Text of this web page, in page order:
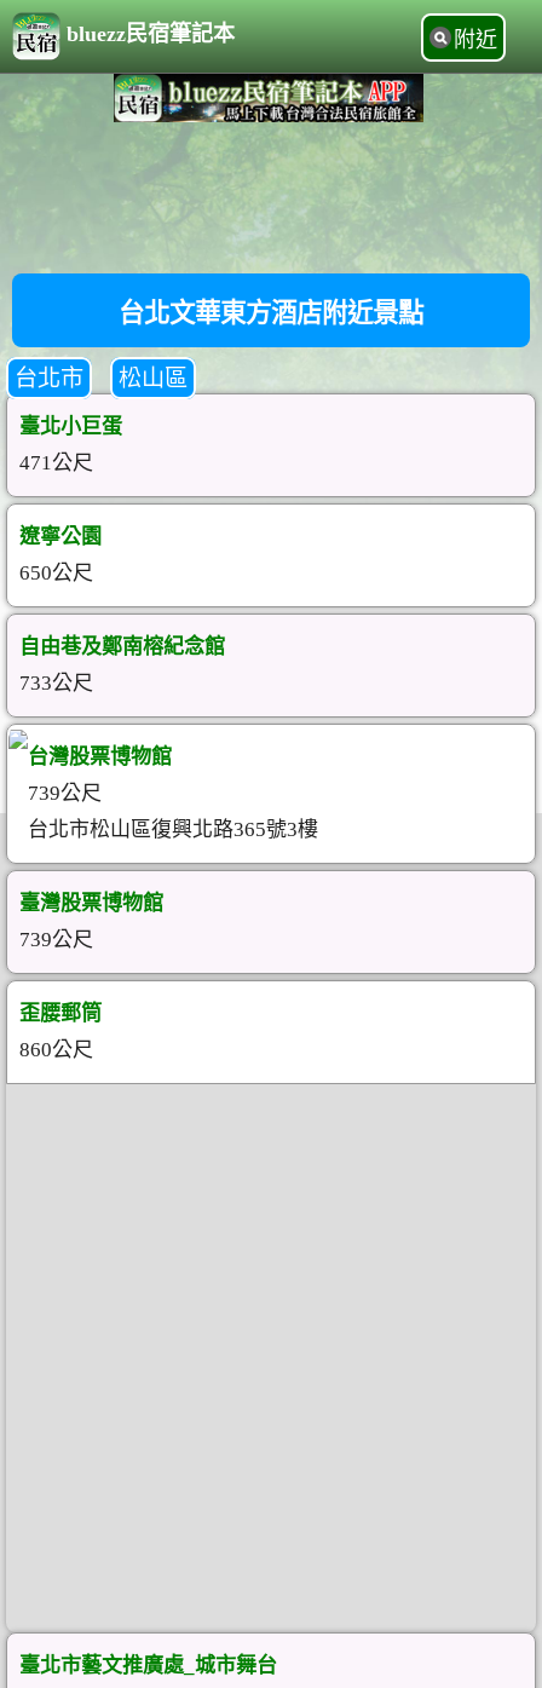
bluezz民宿筆記本 附近
台北文華東方酒店附近景點
台北市 松山區
臺北小巨蛋
471公尺
遼寧公園
650公尺
自由巷及鄭南榕紀念館
733公尺
台灣股票博物館
739公尺
台北市松山區復興北路365號3樓
臺灣股票博物館
739公尺
歪腰郵筒
860公尺
臺北市藝文推廣處_城市舞台